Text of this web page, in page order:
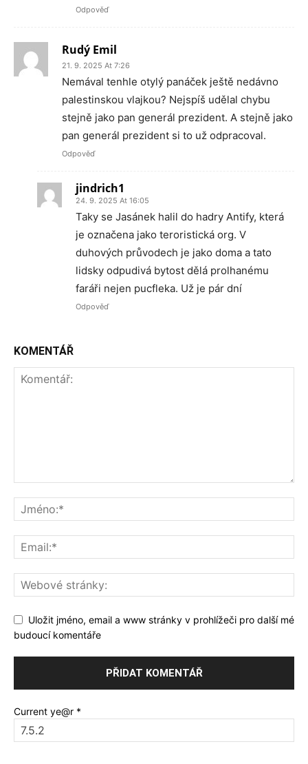
Odpověď
Rudý Emil
21. 9. 2025 At 7:26
Nemával tenhle otylý panáček ještě nedávno
palestinskou vlajkou? Nejspíš udělal chybu
stejně jako pan generál prezident. A stejně jako
pan generál prezident si to už odpracoval.
Odpověď
jindrich1
24. 9. 2025 At 16:05
Taky se Jasánek halil do hadry Antify, která
je označena jako teroristická org. V
duhových průvodech je jako doma a tato
lidsky odpudivá bytost dělá prolhanému
faráři nejen pucfleka. Už je pár dní
Odpověď
KOMENTÁŘ
Uložit jméno, email a www stránky v prohlížeči pro další mé
budoucí komentáře
Current ye@r *